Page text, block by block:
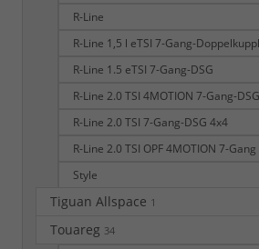
R-Line
R-Line 1,5 l eTSI 7-Gang-
R-Line 1.5 eTSI 7-Gang-DSG
R-Line 2.0 TSI 4MOTION 7-Gang-DSG
R-Line 2.0 TSI 7-Gang-DSG 4x4
R-Line 2.0 TSI OPF 4MOTION 7-Gang
Style
Tiguan Allspace 1
Touareg 34